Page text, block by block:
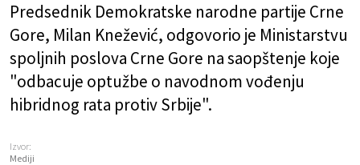
Predsednik Demokratske narodne partije Crne
Gore, Milan Knežević, odgovorio je Ministarstvu
spoljnih poslova Crne Gore na saopštenje koje
"odbacuje optužbe o navodnom vođenju
hibridnog rata protiv Srbije".
Izvor:
Mediji